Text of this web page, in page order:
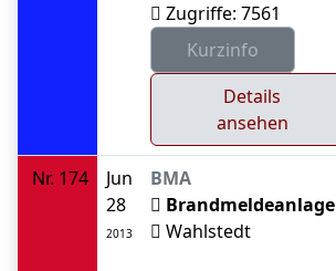
Zugriffe: 7561
Details
ansehen
Nr. 174
Jun
28
2013
BMA
Brandmeldeanlage
Wahlstedt